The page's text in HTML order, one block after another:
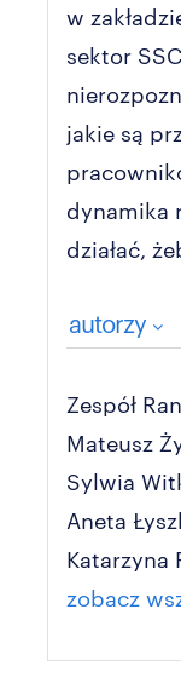
w
sektor
jakie są
dynamika
działać,
autorzy
Zespół
Mateusz
Sylwia
Aneta
Katarzyna
zobacz